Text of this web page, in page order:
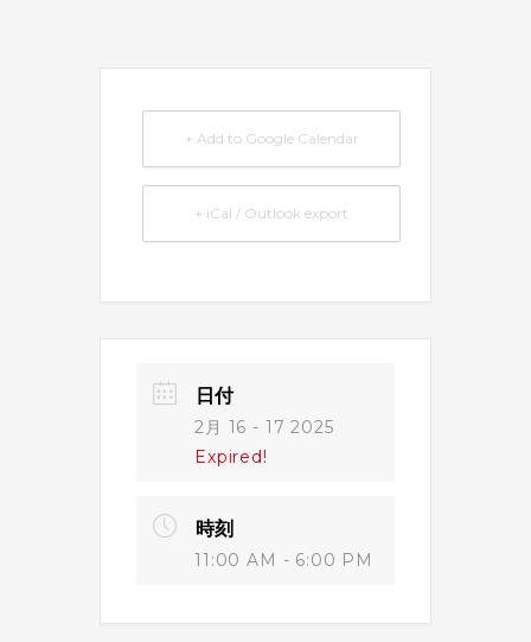
+ Add to Google Calendar
+ iCal / Outlook export
日付
2月 16 - 17 2025
Expired!
時刻
11:00 AM - 6:00 PM